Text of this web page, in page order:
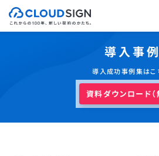
導入事例
導入成功事例集はこ
資料ダウンロード（